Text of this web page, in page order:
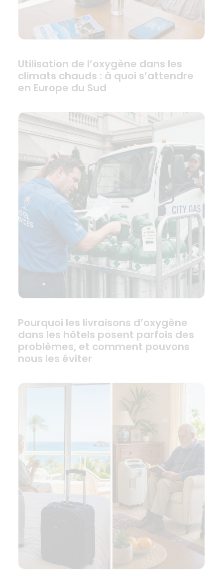
Utilisation de l’oxygène dans les
climats chauds : à quoi s’attendre
en Europe du Sud
Pourquoi les livraisons d’oxygène
dans les hôtels posent parfois des
problèmes, et comment pouvons
nous les éviter